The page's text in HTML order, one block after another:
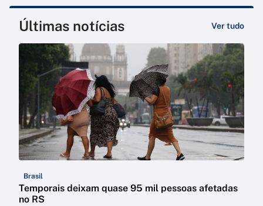
Últimas notícias Ver tudo
Brasil
Temporais deixam quase 95 mil pessoas afetadas
no RS